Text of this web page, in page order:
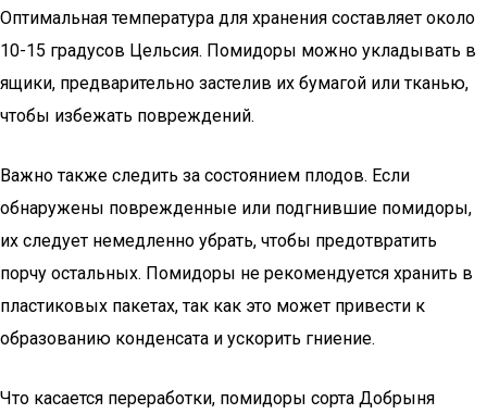
Оптимальная температура для хранения составляет около
10-15 градусов Цельсия. Помидоры можно укладывать в
ящики, предварительно застелив их бумагой или тканью,
чтобы избежать повреждений.
Важно также следить за состоянием плодов. Если
обнаружены поврежденные или подгнившие помидоры,
их следует немедленно убрать, чтобы предотвратить
порчу остальных. Помидоры не рекомендуется хранить в
пластиковых пакетах, так как это может привести к
образованию конденсата и ускорить гниение.
Что касается переработки, помидоры сорта Добрыня